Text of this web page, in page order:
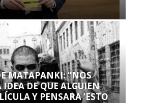
MATAPANKI: “NOS
IDEA DE QUE ALGUIEN
Y PENSARA ‘ESTO